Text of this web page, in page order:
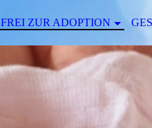
FREI ZUR ADOPTION